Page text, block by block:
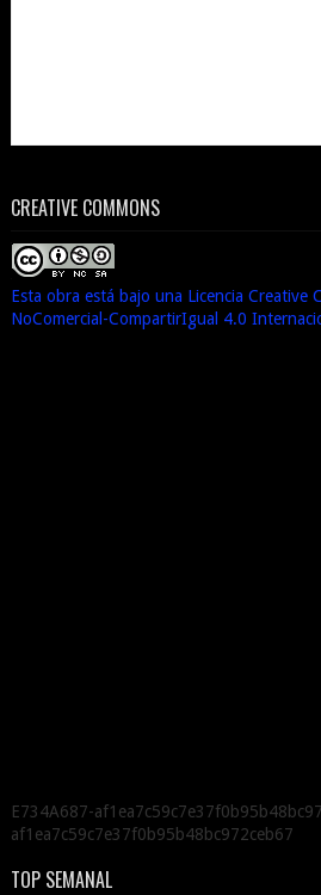
CREATIVE COMMONS
Esta obra está bajo una Licencia Creative
NoComercial-CompartirIgual 4.0
E734A687-
af1ea7c59c7e37f0b95b48bc972ceb67
TOP SEMANAL